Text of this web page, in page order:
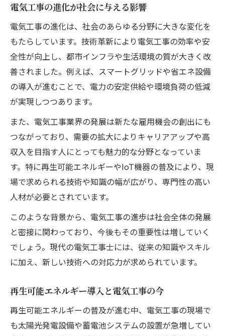
業界の安定性と電気工事士の将来展望
電気工事業界の課題と成長戦略を探る
電気工事現場で広がるデジタル化の波
今後注目の電気工事最新動向とは
電気工事で注目される最新トレンド
再生可能エネルギー分野の電気工事需要
スマートファクトリーと電気工事の新展望
省エネ設備導入と電気工事の最前線
ICT活用で進化する電気工事の現状
キャリアアップを叶える電気工事の新常識
キャリアアップに必須の電気工事スキル
電気工事士が目指すべき資格とその意義
独立・転職で広がる電気工事の可能性
電気工事分野における年収アップの戦略
新時代の電気工事士が持つべき知識とは
需要急増！電気工事の将来性を徹底分析
電気工事業界の安定性と長期展望
50歳以降も活躍できる電気工事の魅力
多様化する電気工事職の将来ビジョン
電気工事の進化が社会に与える影響
電気工事の進化は、社会のあらゆる分野に大きな変化を
もたらしています。技術革新により電気工事の効率や安
全性が向上し、都市インフラや生活環境の質が大きく改
善されました。例えば、スマートグリッドや省エネ設備
の導入が進むことで、電力の安定供給や環境負荷の低減
が実現しつつあります。
また、電気工事業界の発展は新たな雇用機会の創出にも
つながっており、需要の拡大によりキャリアアップや高
収入を目指す人にとっても魅力的な分野となっていま
す。特に再生可能エネルギーやIoT機器の普及により、現
場で求められる技術や知識の幅が広がり、専門性の高い
人材が必要とされています。
このような背景から、電気工事の進歩は社会全体の発展
と密接に関わっており、今後もその重要性は増していく
でしょう。現代の電気工事士には、従来の知識やスキル
に加え、新しい技術への対応力が求められています。
再生可能エネルギー導入と電気工事の今
再生可能エネルギーの普及が進む中、電気工事の現場で
も太陽光発電設備や蓄電池システムの設置が急増してい